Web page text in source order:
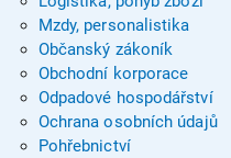
Mzdy, personalistika
Občanský zákoník
Obchodní korporace
Odpadové hospodářství
Ochrana osobních údajů
Pohřebnictví